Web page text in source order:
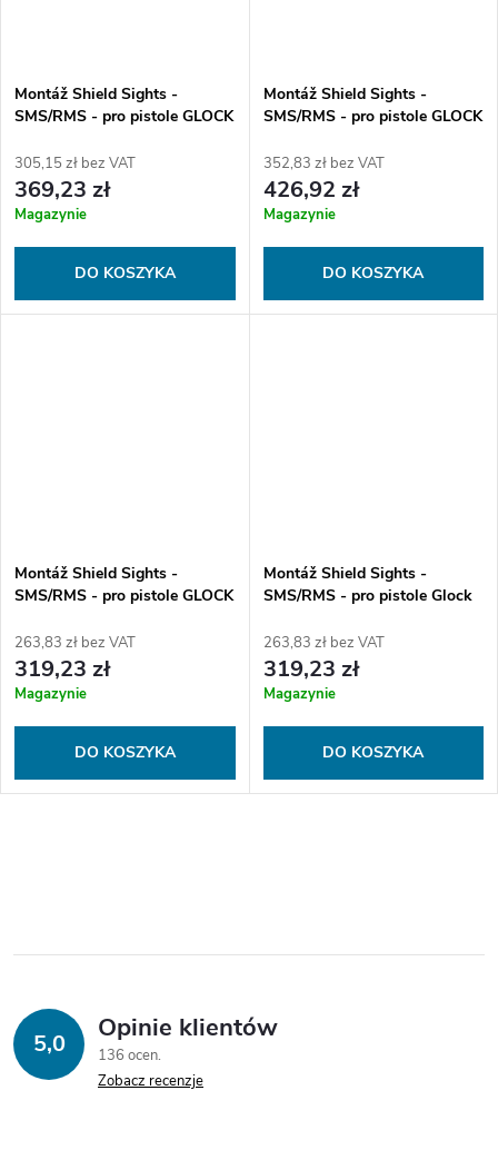
Montáž Shield Sights -
SMS/RMS - pro pistole GLOCK
305,15 zł bez VAT
369,23 zł
Magazynie
DO KOSZYKA
Montáž Shield Sights -
SMS/RMS - pro pistole GLOCK
352,83 zł bez VAT
426,92 zł
Magazynie
DO KOSZYKA
Montáž Shield Sights -
SMS/RMS - pro pistole GLOCK
263,83 zł bez VAT
319,23 zł
Magazynie
DO KOSZYKA
Montáž Shield Sights -
SMS/RMS - pro pistole Glock
263,83 zł bez VAT
319,23 zł
Magazynie
DO KOSZYKA
n
r
o
5,0 Opinie klientów
136 ocen
Zobacz recenzje